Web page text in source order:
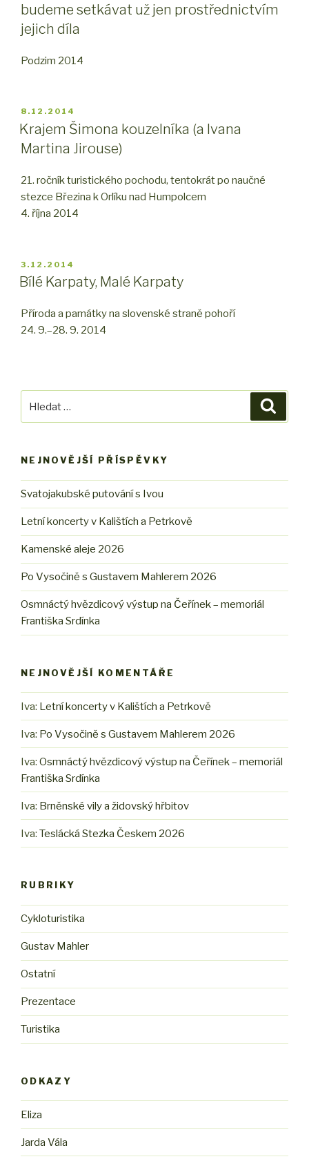
budeme setkávat už jen prostřednictvím
jejich díla
Podzim 2014
PUBLIKOVÁNO
8.12.2014
Krajem Šimona kouzelníka (a Ivana
Martina Jirouse)
21. ročník turistického pochodu, tentokrát po naučné
stezce Březina k Orlíku nad Humpolcem
4. října 2014
PUBLIKOVÁNO
3.12.2014
Bílé Karpaty, Malé Karpaty
Příroda a památky na slovenské straně pohoří
24. 9.–28. 9. 2014
NEJNOVĚJŠÍ PŘÍSPĚVKY
Svatojakubské putování s Ivou
Letní koncerty v Kalištích a Petrkově
Kamenské aleje 2026
Po Vysočině s Gustavem Mahlerem 2026
Osmnáctý hvězdicový výstup na Čeřínek – memoriál
Františka Srdínka
NEJNOVĚJŠÍ KOMENTÁŘE
Iva: Letní koncerty v Kalištích a Petrkově
Iva: Po Vysočině s Gustavem Mahlerem 2026
Iva: Osmnáctý hvězdicový výstup na Čeřínek – memoriál
Františka Srdínka
Iva: Brněnské vily a židovský hřbitov
Iva: Teslácká Stezka Českem 2026
RUBRIKY
Cykloturistika
Gustav Mahler
Ostatní
Prezentace
Turistika
ODKAZY
Eliza
Jarda Vála